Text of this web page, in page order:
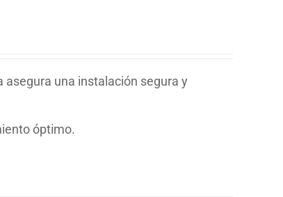
asegura una instalación segura y
óptimo.